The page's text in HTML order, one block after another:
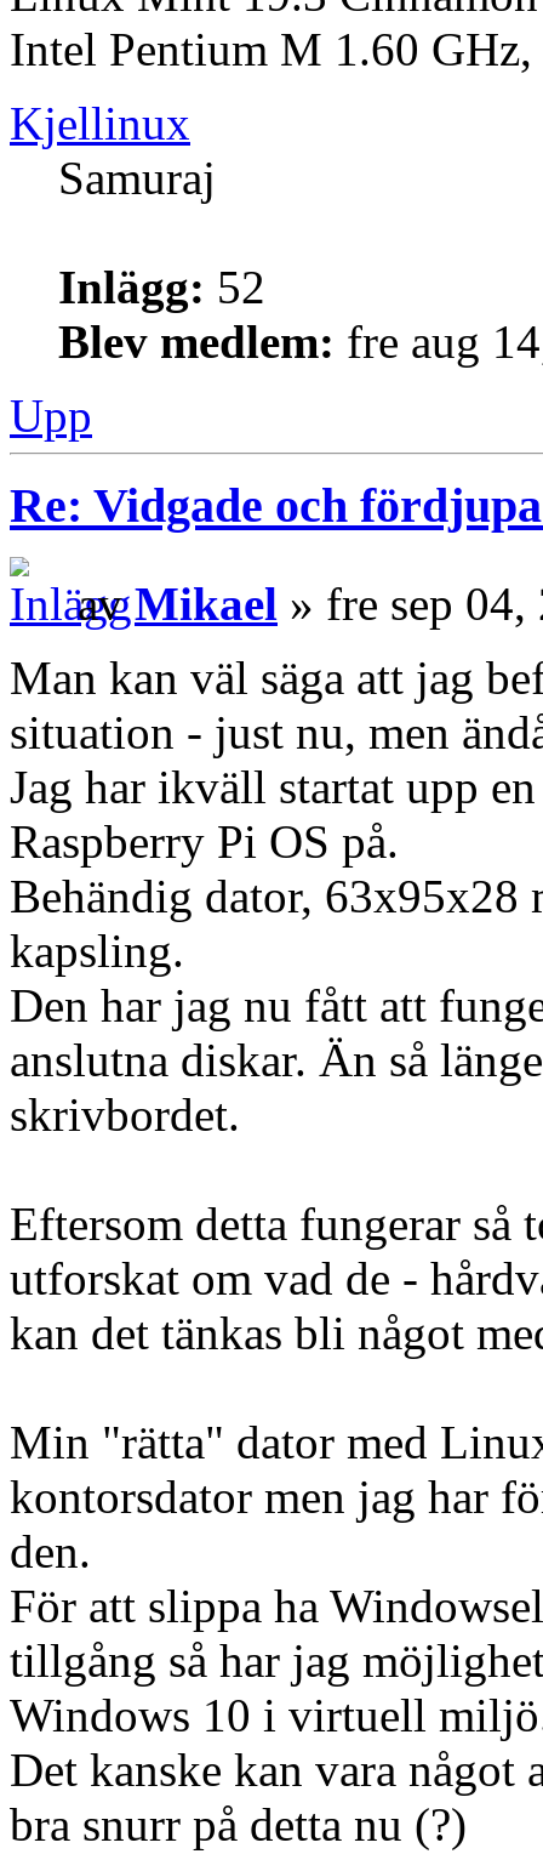
Intel Pentium M 1.60
Kjellinux
Samuraj
Inlägg: 52
Blev medlem: fre aug
Upp
Re: Vidgade och
avMikael » fre sep
Man kan väl säga att jag
situation - just nu, men
Jag har ikväll startat upp
Raspberry Pi OS på.
Behändig dator, 63x95x28
kapsling.
Den har jag nu fått att
anslutna diskar. Än så
skrivbordet.
Eftersom detta fungerar så
utforskat om vad de -
kan det tänkas bli något
Min "rätta" dator med
kontorsdator men jag har
den.
För att slippa ha
tillgång så har jag
Windows 10 i virtuell
Det kanske kan vara något
bra snurr på detta nu (?)